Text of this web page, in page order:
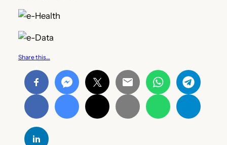
Share this…